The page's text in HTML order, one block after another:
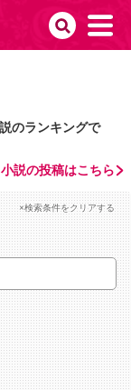
のランキングで
小説の投稿はこちら
×検索条件をクリアする